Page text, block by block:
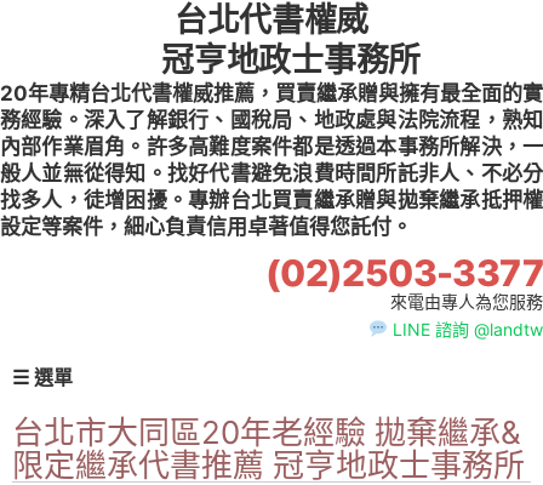
台北代書權威
冠亨地政士事務所
20年專精台北代書權威推薦，買賣繼承贈與擁有最全面的實
務經驗。深入了解銀行、國稅局、地政處與法院流程，熟知
內部作業眉角。許多高難度案件都是透過本事務所解決，一
般人並無從得知。找好代書避免浪費時間所託非人、不必分
找多人，徒增困擾。專辦台北買賣繼承贈與拋棄繼承抵押權
設定等案件，細心負責信用卓著值得您託付。
(02)2503-3377
來電由專人為您服務
LINE 諮詢 @landtw
☰ 選單
台北市大同區20年老經驗 拋棄繼承&
限定繼承代書推薦 冠亨地政士事務所